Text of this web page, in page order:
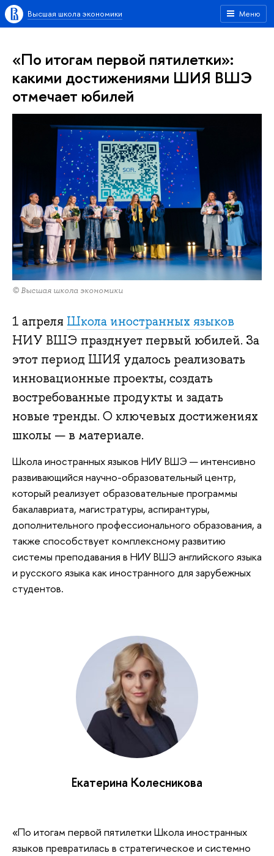
Меню
Высшая школа экономики
«По итогам первой пятилетки»:
какими достижениями ШИЯ ВШЭ
отмечает юбилей
© Высшая школа экономики
1 апреля Школа иностранных языков
НИУ ВШЭ празднует первый юбилей. За
этот период ШИЯ удалось реализовать
инновационные проекты, создать
востребованные продукты и задать
новые тренды. О ключевых достижениях
школы — в материале.
Школа иностранных языков НИУ ВШЭ — интенсивно
развивающийся научно-образовательный центр,
который реализует образовательные программы
бакалавриата, магистратуры, аспирантуры,
дополнительного профессионального образования, а
также способствует комплексному развитию
системы преподавания в НИУ ВШЭ английского языка
и русского языка как иностранного для зарубежных
студентов.
Екатерина Колесникова
«По итогам первой пятилетки Школа иностранных
языков превратилась в стратегическое и системно